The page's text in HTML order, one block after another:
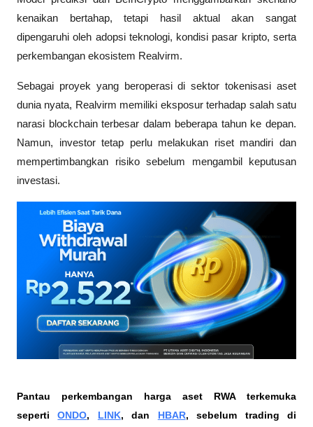
kenaikan bertahap, tetapi hasil aktual akan sangat
dipengaruhi oleh adopsi teknologi, kondisi pasar kripto, serta
perkembangan ekosistem Realvirm.
Sebagai proyek yang beroperasi di sektor tokenisasi aset
dunia nyata, Realvirm memiliki eksposur terhadap salah satu
narasi blockchain terbesar dalam beberapa tahun ke depan.
Namun, investor tetap perlu melakukan riset mandiri dan
mempertimbangkan risiko sebelum mengambil keputusan
investasi.
Pantau perkembangan harga aset RWA terkemuka
seperti ONDO, LINK, dan HBAR, sebelum trading di